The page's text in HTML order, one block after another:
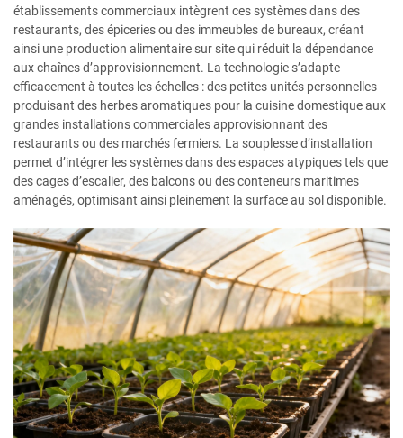
établissements commerciaux intègrent ces systèmes dans des
restaurants, des épiceries ou des immeubles de bureaux, créant
ainsi une production alimentaire sur site qui réduit la dépendance
aux chaînes d’approvisionnement. La technologie s’adapte
efficacement à toutes les échelles : des petites unités personnelles
produisant des herbes aromatiques pour la cuisine domestique aux
grandes installations commerciales approvisionnant des
restaurants ou des marchés fermiers. La souplesse d’installation
permet d’intégrer les systèmes dans des espaces atypiques tels que
des cages d’escalier, des balcons ou des conteneurs maritimes
aménagés, optimisant ainsi pleinement la surface au sol disponible.